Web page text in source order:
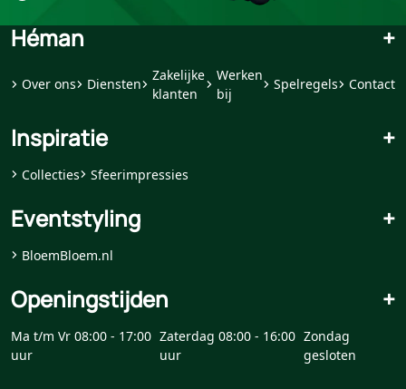
Héman +
Over ons Diensten
Zakelijke
klanten
Werken
bij
Spelregels Contact
Inspiratie +
Collecties Sfeerimpressies
Eventstyling +
BloemBloem.nl
Openingstijden +
Ma t/m Vr 08:00 - 17:00
uur
Zaterdag 08:00 - 16:00
uur
Zondag
gesloten